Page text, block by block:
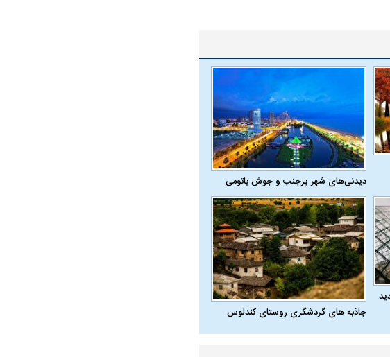
دیدنی‌های شهر پرجنب و جوش باتومی
جاذبه های گردشگری روستای کندلوس